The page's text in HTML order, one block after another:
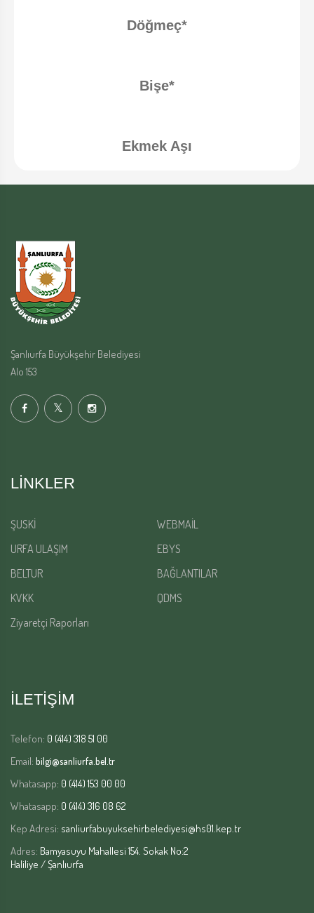
Döğmeç*
Bişe*
Ekmek Aşı
Şanlıurfa Büyükşehir Belediyesi
Alo 153
LINKLER
ŞUSKİ
WEBMAİL
URFA ULAŞIM
EBYS
BELTUR
BAĞLANTILAR
KVKK
QDMS
Ziyaretçi Raporları
İLETİŞİM
Telefon: 0 (414) 318 51 00
Email: bilgi@sanliurfa.bel.tr
Whatasapp: 0 (414) 153 00 00
Whatasapp: 0 (414) 316 08 62
Kep Adresi: sanliurfabuyuksehirbelediyesi@hs01.kep.tr
Adres: Bamyasuyu Mahallesi 154. Sokak No:2
Haliliye / Şanlıurfa